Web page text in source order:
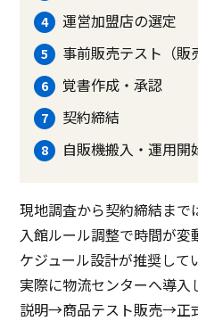
運営加盟店の選定
事前販売テスト（販
覚書作成・承認
契約締結
自販機搬入・運用開
現地調査から契約締結ま
入館ルール調整で時間が
ケジュール設計が推奨して
実際に物流センターへ導
説明→商品テスト販売→正